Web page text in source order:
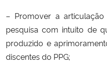
– Promover a
pesquisa com intuito de
produzido e
discentes do PPG;